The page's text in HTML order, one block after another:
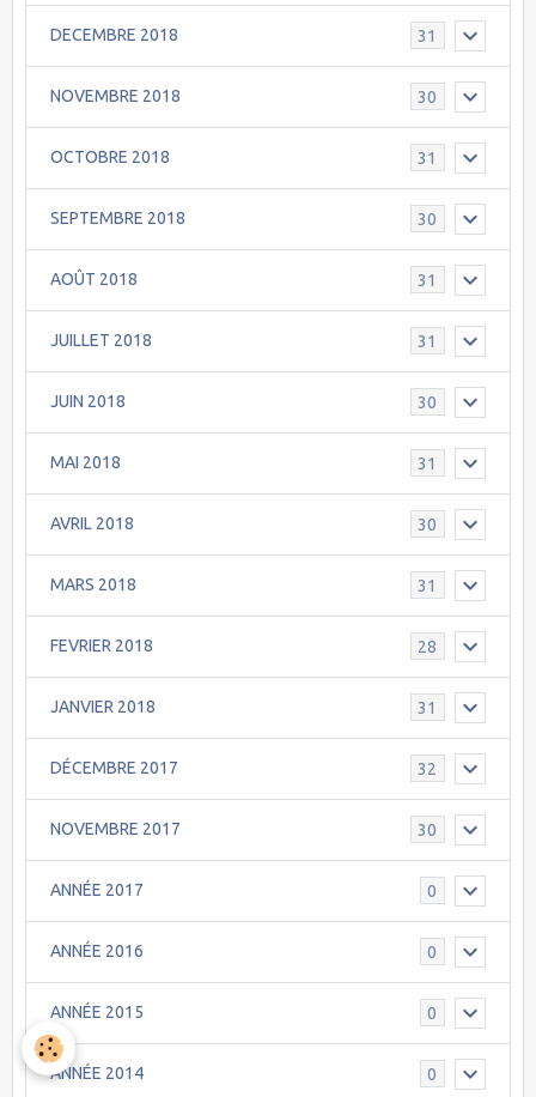
DECEMBRE 2018 31
NOVEMBRE 2018 30
OCTOBRE 2018 31
SEPTEMBRE 2018 30
AOÛT 2018 31
JUILLET 2018 31
JUIN 2018 30
MAI 2018 31
AVRIL 2018 30
MARS 2018 31
FEVRIER 2018 28
JANVIER 2018 31
DÉCEMBRE 2017 32
NOVEMBRE 2017 30
ANNÉE 2017 0
ANNÉE 2016 0
ANNÉE 2015 0
ANNÉE 2014 0